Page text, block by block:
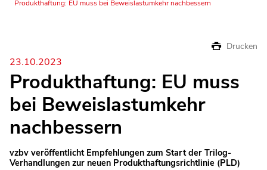
Produkthaftung: EU muss bei Beweislastumkehr nachbessern
Drucken
23.10.2023
Produkthaftung: EU muss
bei Beweislastumkehr
nachbessern
vzbv veröffentlicht Empfehlungen zum Start der Trilog-
Verhandlungen zur neuen Produkthaftungsrichtlinie (PLD)